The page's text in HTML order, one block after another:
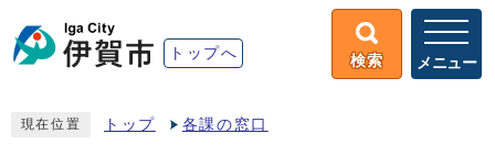
トップへ 検索 メニュー
現在位置 トップ 各課の窓口